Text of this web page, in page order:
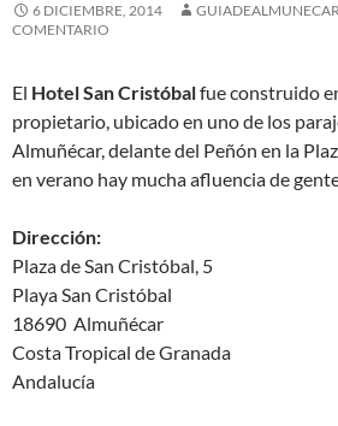
6 DICIEMBRE, 2014 GUIADEALMUNECAR
COMENTARIO
El Hotel San Cristóbalfue construido
propietario, ubicado en uno de los
Almuñécar, delante del Peñón en la
en verano hay mucha afluencia de
Dirección:
Plaza de San Cristóbal, 5
Playa San Cristóbal
18690 Almuñécar
Costa Tropical de Granada
Andalucía